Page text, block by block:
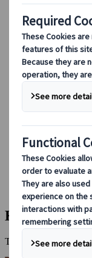
Kulturella
Utforska
Vanliga frågor
Viktig
Etikett i
Körning i
Boka
Japan
Boende
Japanspecialist
Destinationer
Alla Resmål
Kyoto
Kyoto
Tempel, tehus och